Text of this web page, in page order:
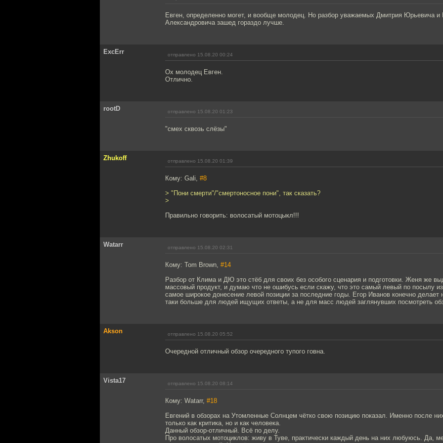
Евген, определенно могет, и вообще молодец. Но разбор уважаемых Дмитрия Юрьевича и
Александровича зашед гораздо лучше.
ExcErr отправлено 15.08.20 00:24
Ох молодец Евген.
Отлично.
rootD отправлено 15.08.20 01:23
"смех сквозь слёзы"
Zhukoff отправлено 15.08.20 01:39
Кому: Gali, #8
> "Пони смерти"/"смертоносное пони", так сказать?
>
Правильно говорить: волосатый мотоцыкл!!!
Watarr отправлено 15.08.20 02:31
Кому: Tom Brown, #14
Разбор от Клима и ДЮ это стёб для своих без особого сценария и подготовки. Женя же
массовый продукт, и думаю что не ошибусь если скажу, что это самый левый по посылу
самое широкое донесение левой позиции за последние годы. Егор Иванов конечно делает
таки больше для людей ищущих ответы, а не для масс людей заглянувших посмотреть
Akson отправлено 15.08.20 05:52
Очередной отличный обзор очередного тупого говна.
Vista17 отправлено 15.08.20 08:14
Кому: Watarr, #18
Евгений в обзорах на Утомленные Солнцем чётко свою позицию показал. Именно после
только как критика, но и как человека.
Данный обзор-отличный. Всё по делу.
Про волосатых мотоциклов: живу в Туве, практически каждый день на них любуюсь. Да,